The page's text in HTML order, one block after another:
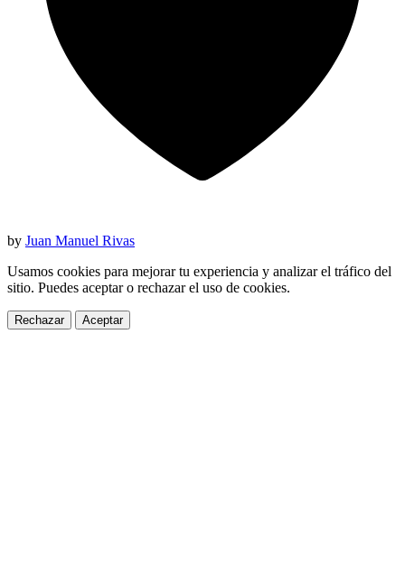
by Juan Manuel Rivas
Usamos cookies para mejorar tu experiencia y analizar el tráfico del
sitio. Puedes aceptar o rechazar el uso de cookies.
Rechazar Aceptar